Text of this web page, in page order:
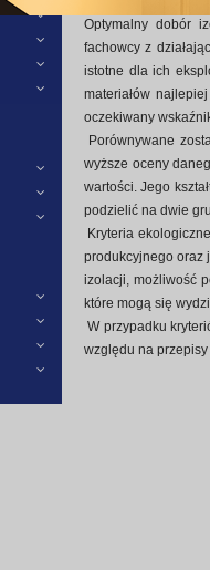
Optymalny dobór
fachowcy z
istotne dla ich
materiałów
oczekiwany
Porównywane
wyższe oceny
wartości. Jego
podzielić na dwie
Kryteria
produkcyjnego oraz
izolacji, możliwość
które mogą się
W przypadku
względu na